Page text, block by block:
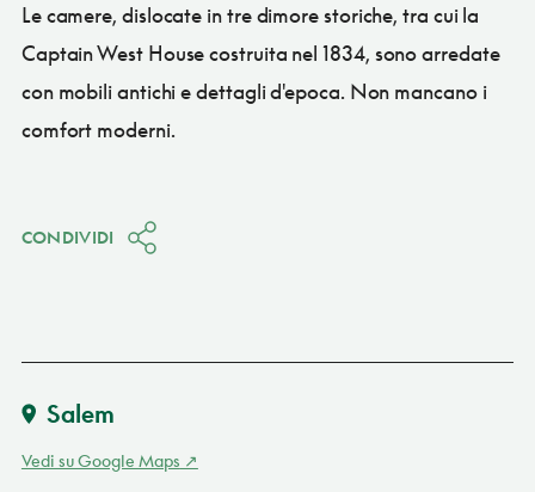
Le camere, dislocate in tre dimore storiche, tra cui la
Captain West House costruita nel 1834, sono arredate
con mobili antichi e dettagli d'epoca. Non mancano i
comfort moderni.
CONDIVIDI
Salem
Vedi su Google Maps